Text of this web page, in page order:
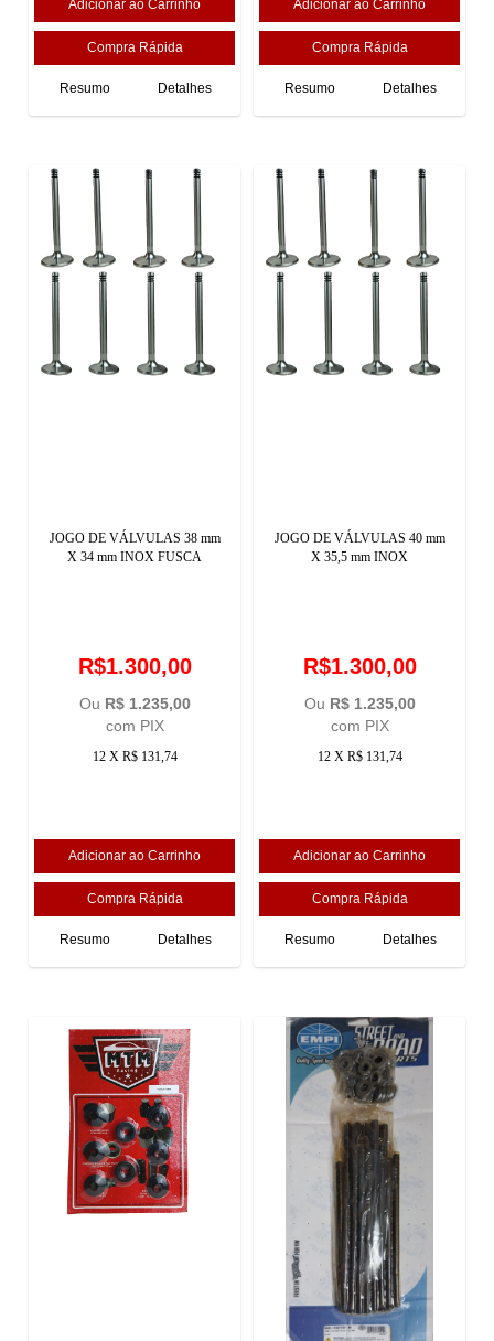
Resumo Detalhes Resumo Detalhes
JOGO DE VÁLVULAS 38 mm
X 34 mm INOX FUSCA
R$1.300,00
Ou R$ 1.235,00
com PIX
12 X R$ 131,74
Resumo Detalhes
JOGO DE VÁLVULAS 40 mm
X 35,5 mm INOX
R$1.300,00
Ou R$ 1.235,00
com PIX
12 X R$ 131,74
Resumo Detalhes